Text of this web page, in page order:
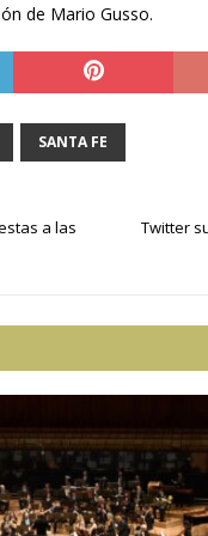
de Mario Gusso.
SANTA FE
a las
Twitter